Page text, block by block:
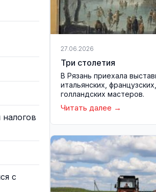
с
27.06.2026
Три столетия
В Рязань приехала
итальянских,
голландских мастеров.
Читать далее